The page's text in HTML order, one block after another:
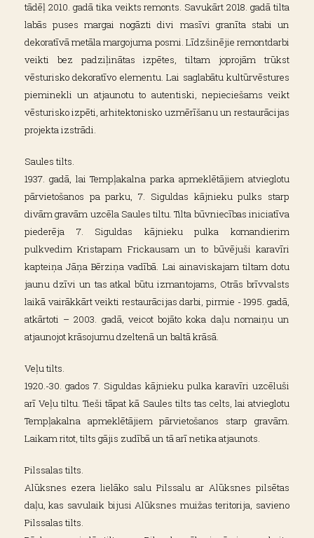
tādēļ 2010. gadā tika veikts remonts. Savukārt 2018. gadā tilta
labās puses margai nogāzti divi masīvi granīta stabi un
dekoratīvā metāla margojuma posmi. Līdzšinējie remontdarbi
veikti bez padziļinātas izpētes, tiltam joprojām trūkst
vēsturisko dekoratīvo elementu. Lai saglabātu kultūrvēstures
pieminekli un atjaunotu to autentiski, nepieciešams veikt
vēsturisko izpēti, arhitektonisko uzmērīšanu un restaurācijas
projekta izstrādi.
Saules tilts.
1937. gadā, lai Tempļakalna parka apmeklētājiem atvieglotu
pārvietošanos pa parku, 7. Siguldas kājnieku pulks starp
divām gravām uzcēla Saules tiltu. Tilta būvniecības iniciatīva
piederēja 7. Siguldas kājnieku pulka komandierim
pulkvedim Kristapam Frickausam un to būvējuši karavīri
kapteiņa Jāņa Bērziņa vadībā. Lai ainaviskajam tiltam dotu
jaunu dzīvi un tas atkal būtu izmantojams, Otrās brīvvalsts
laikā vairākkārt veikti restaurācijas darbi, pirmie - 1995. gadā,
atkārtoti – 2003. gadā, veicot bojāto koka daļu nomaiņu un
atjaunojot krāsojumu dzeltenā un baltā krāsā.
Veļu tilts.
1920.-30. gados 7. Siguldas kājnieku pulka karavīri uzcēluši
arī Veļu tiltu. Tieši tāpat kā Saules tilts tas celts, lai atvieglotu
Tempļakalna apmeklētājiem pārvietošanos starp gravām.
Laikam ritot, tilts gājis zudībā un tā arī netika atjaunots.
Pilssalas tilts.
Alūksnes ezera lielāko salu Pilssalu ar Alūksnes pilsētas
daļu, kas savulaik bijusi Alūksnes muižas teritorija, savieno
Pilssalas tilts.